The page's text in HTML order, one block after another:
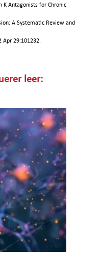
K Antagonists for Chronic
A Systematic Review and
Apr 29:101232.
leer: